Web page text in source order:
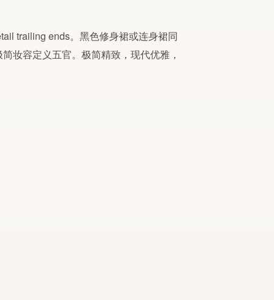
trailing ends。黑色修身裙或连身裙同
妆容定义五官。极简精致，现代优雅，